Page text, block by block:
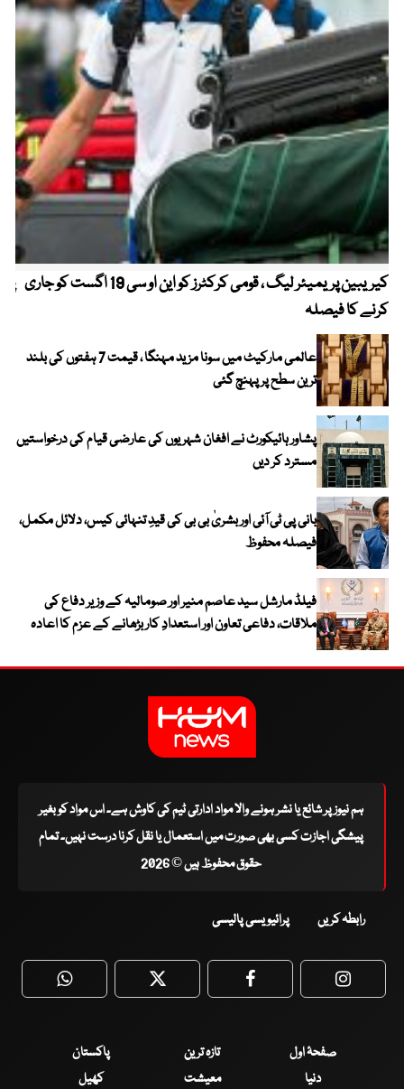
کیریبین پریمیئر لیگ ، قومی کرکٹرز کو این او سی 19 اگست کو جاری
کرنے کا فیصلہ
عالمی مارکیٹ میں سونا مزید مہنگا ، قیمت 7 ہفتوں کی بلند
ترین سطح پر پہنچ گئی
پشاور ہائیکورٹ نے افغان شہریوں کی عارضی قیام کی درخواستیں
مسترد کر دیں
بانی پی ٹی آئی اور بشریٰ بی بی کی قیدِ تنہائی کیس، دلائل مکمل،
فیصلہ محفوظ
فیلڈ مارشل سید عاصم منیر اور صومالیہ کے وزیر دفاع کی
ملاقات، دفاعی تعاون اور استعدادِ کار بڑھانے کے عزم کا اعادہ
ہم نیوز پر شائع یا نشر ہونے والا مواد ادارتی ٹیم کی کاوش ہے۔ اس مواد کو بغیر
پیشگی اجازت کسی بھی صورت میں استعمال یا نقل کرنا درست نہیں۔ تمام
حقوق محفوظ ہیں © 2026
رابطہ کریں پرائیویسی پالیسی
WhatsApp Twitter Facebook
صفحۂ اول تازہ ترین
پاکستان
دنیا
معیشت کھیل